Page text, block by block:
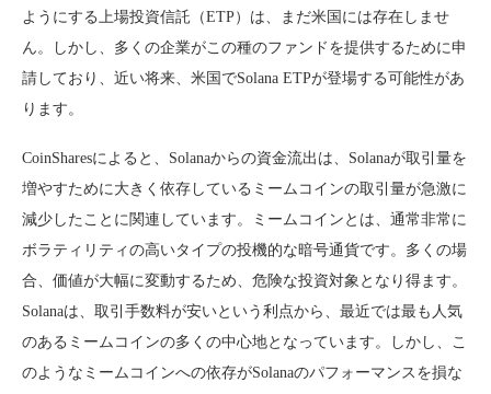
ようにする上場投資信託（ETP）は、まだ米国には存在しませ
ん。しかし、多くの企業がこの種のファンドを提供するために申
請しており、近い将来、米国でSolana ETPが登場する可能性があ
ります。
CoinSharesによると、Solanaからの資金流出は、Solanaが取引量を
増やすために大きく依存しているミームコインの取引量が急激に
減少したことに関連しています。ミームコインとは、通常非常に
ボラティリティの高いタイプの投機的な暗号通貨です。多くの場
合、価値が大幅に変動するため、危険な投資対象となり得ます。
Solanaは、取引手数料が安いという利点から、最近では最も人気
のあるミームコインの多くの中心地となっています。しかし、こ
のようなミームコインへの依存がSolanaのパフォーマンスを損な